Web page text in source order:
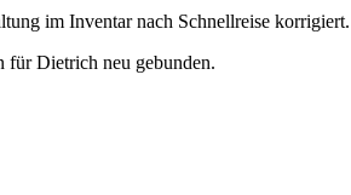
im Inventar nach Schnellreise korrigiert.
für Dietrich neu gebunden.